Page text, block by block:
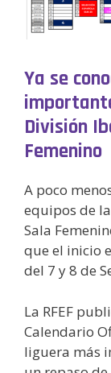
Ya se
División
Femenino
A poco
equipos de
Sala
que el inicio
del 7 y 8 de
La RFEF
Calendario
liguera más